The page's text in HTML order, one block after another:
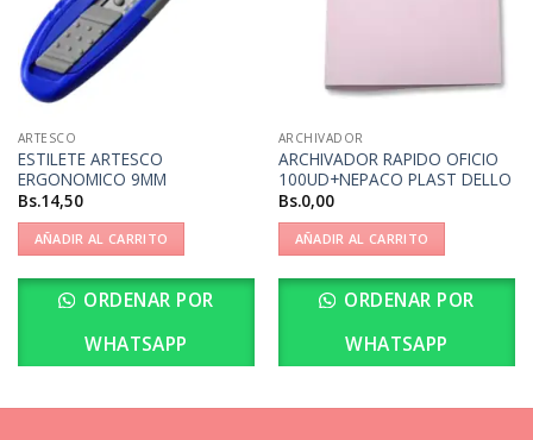
ARTESCO
ESTILETE ARTESCO
ERGONOMICO 9MM
Bs.14,50
AÑADIR AL CARRITO
ORDENAR POR
WHATSAPP
ARCHIVADOR
ARCHIVADOR RAPIDO OFICIO
100UD+NEPACO PLAST DELLO
Bs.0,00
AÑADIR AL CARRITO
ORDENAR POR
WHATSAPP